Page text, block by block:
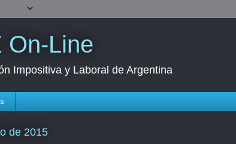
On-Line
Impositiva y Laboral de Argentina
de 2015